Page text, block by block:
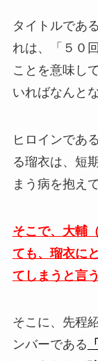
タイトルであ
れは、「５０
ことを意味し
いればなんと
ヒロインであ
る瑠衣は、短
まう病を抱え
そこで、大輔
ても、瑠衣に
てしまうと言
そこに、先程
ンバーである